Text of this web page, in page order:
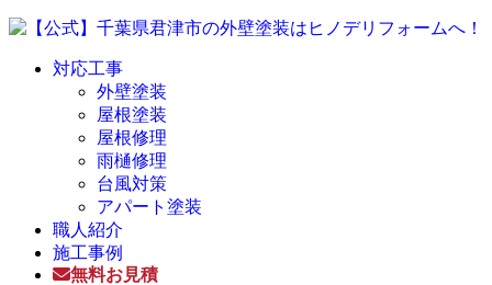
対応工事
外壁塗装
屋根塗装
屋根修理
雨樋修理
台風対策
アパート塗装
職人紹介
施工事例
無料お見積